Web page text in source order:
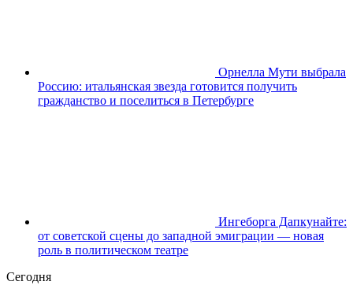
Орнелла Мути выбрала
Россию: итальянская звезда готовится получить
гражданство и поселиться в Петербурге
Ингеборга Дапкунайте:
от советской сцены до западной эмиграции — новая
роль в политическом театре
Сегодня